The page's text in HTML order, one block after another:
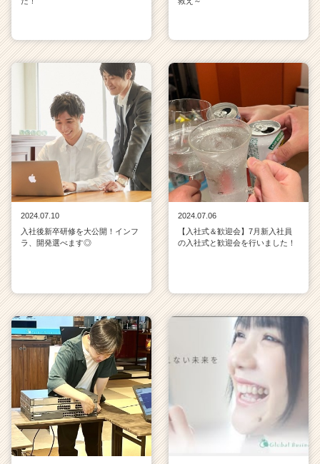
2024.07.10
入社後新卒研修を大公開！インフ
ラ、開発選べます◎
2024.07.06
【入社式＆歓迎会】7月新入社員
の入社式と歓迎会を行いました！